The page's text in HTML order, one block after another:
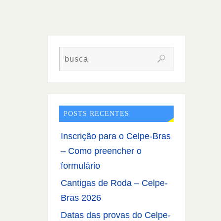
POSTS RECENTES
Inscrição para o Celpe-Bras
– Como preencher o
formulário
Cantigas de Roda – Celpe-
Bras 2026
Datas das provas do Celpe-